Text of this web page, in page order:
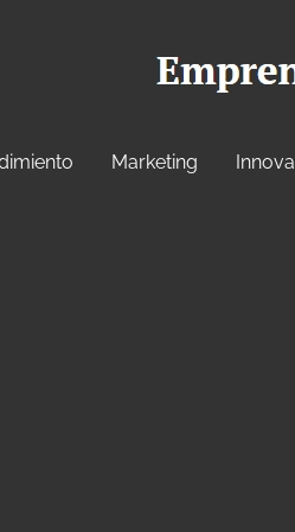
Marketing